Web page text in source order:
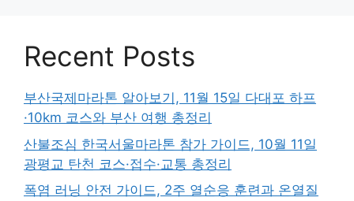
Recent Posts
부산국제마라톤 알아보기, 11월 15일 다대포 하프
·10km 코스와 부산 여행 총정리
산불조심 한국서울마라톤 참가 가이드, 10월 11일
광평교 탄천 코스·접수·교통 총정리
폭염 러닝 안전 가이드, 2주 열순응 훈련과 온열질